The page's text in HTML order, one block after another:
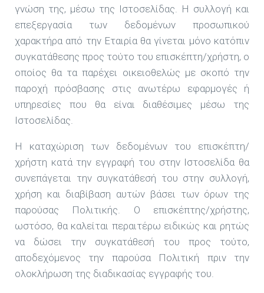
γνώση της, μέσω της Ιστοσελίδας. Η συλλογή και
επεξεργασία των δεδομένων προσωπικού
χαρακτήρα από την Εταιρία θα γίνεται μόνο κατόπιν
συγκατάθεσης προς τούτο του επισκέπτη/χρήστη, ο
οποίος θα τα παρέχει οικειοθελώς με σκοπό την
παροχή πρόσβασης στις ανωτέρω εφαρμογές ή
υπηρεσίες που θα είναι διαθέσιμες μέσω της
Ιστοσελίδας.
Η καταχώριση των δεδομένων του επισκέπτη/
χρήστη κατά την εγγραφή του στην Ιστοσελίδα θα
συνεπάγεται την συγκατάθεσή του στην συλλογή,
χρήση και διαβίβαση αυτών βάσει των όρων της
παρούσας Πολιτικής. Ο επισκέπτης/χρήστης,
ωστόσο, θα καλείται περαιτέρω ειδικώς και ρητώς
να δώσει την συγκατάθεσή του προς τούτο,
αποδεχόμενος την παρούσα Πολιτική πριν την
ολοκλήρωση της διαδικασίας εγγραφής του.